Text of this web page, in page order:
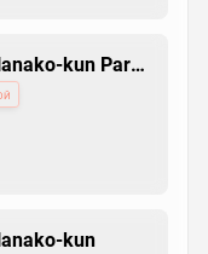
kun Part
kun